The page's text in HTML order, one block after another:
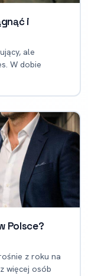
i
ale
W dobie
Polsce?
z roku na
więcej osób